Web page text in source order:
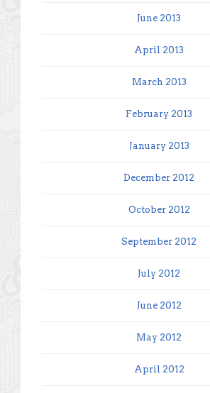
June 2013
April 2013
March 2013
February 2013
January 2013
December 2012
October 2012
September 2012
July 2012
June 2012
May 2012
April 2012